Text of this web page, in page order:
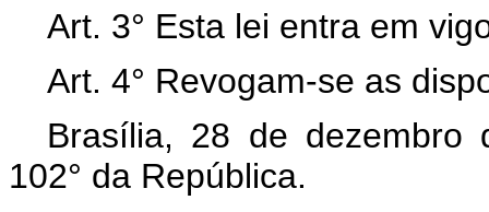
Art. 3° Esta lei entra em
Art. 4° Revogam-se as
Brasília, 28 de dezembro
102° da República.